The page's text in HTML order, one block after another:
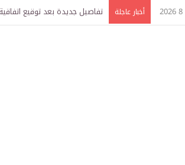
أخبار عاجلة خبير اقتصادي يتوقع وصول غرام الذهب إلى 12